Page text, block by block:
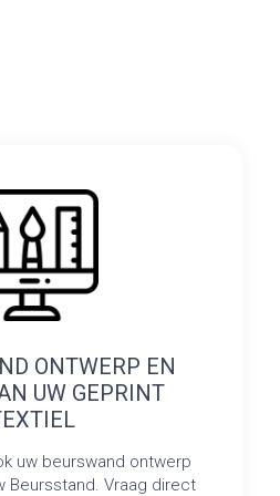
ONTWERP EN
UW GEPRINT
uw beurswand ontwerp
Beursstand. Vraag direct